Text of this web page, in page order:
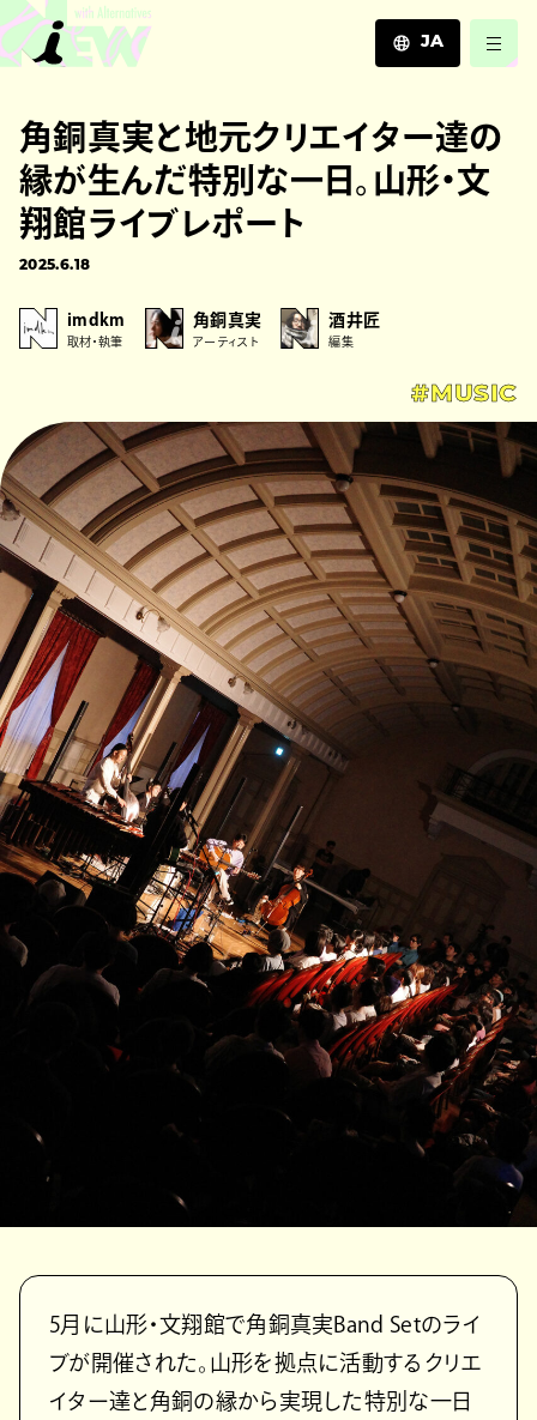
JA
EN
ZH
角銅真実と地元クリエイター達の
縁が生んだ特別な一日。山形・文
翔館ライブレポート
2025.6.18
imdkm
取材・執筆
角銅真実
アーティスト
酒井匠
編集
#MUSIC
5月に山形・文翔館で角銅真実Band Setのライ
ブが開催された。山形を拠点に活動するクリエ
イター達と角銅の縁から実現した特別な一日